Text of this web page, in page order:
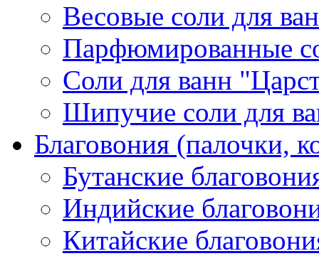
Весовые соли для
Парфюмированные
Соли для ванн
Шипучие соли для
Благовония (палочки,
Бутанские
Индийские
Китайские